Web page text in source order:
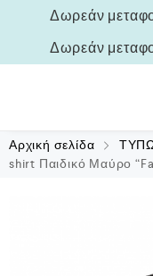
Δωρεάν
Δωρεάν
Αρχική σελίδα
shirt Παιδικό Μαύρο